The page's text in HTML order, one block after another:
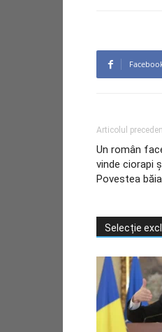
Articolul
Un român
vinde ciorapi
Povestea
Selecție